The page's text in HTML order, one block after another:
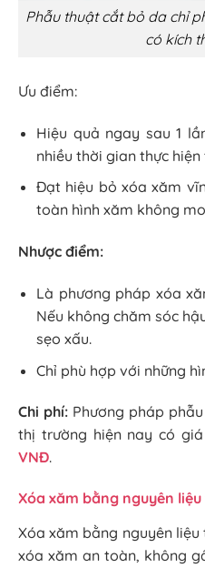
Phẫu thuật cắt bỏ da chỉ
có kích
Ưu điểm:
Hiệu quả ngay sau 1
nhiều thời gian thực
Đạt hiệu bỏ xóa xăm
toàn hình xăm không
Nhược điểm:
Là phương pháp xóa
Nếu không chăm sóc
sẹo xấu.
Chỉ phù hợp với những
Chi phí: Phương pháp
thị trường hiện nay có
VNĐ.
Xóa xăm bằng nguyên
Xóa xăm bằng nguyên
xóa xăm an toàn, không